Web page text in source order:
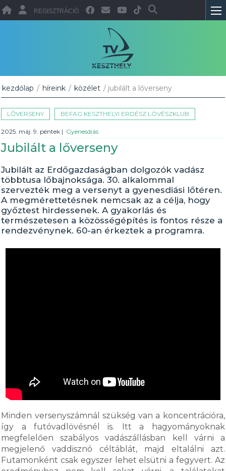
REGISZTRÁCIÓ
kezdőlap / híreink / közélet / jubilált a lőverseny
LŐVERSENY BEFAG KESZTHELYI ERDÉSZ LÖVÉSZKLUB
2025. máj. 9. péntek | Gyenesdiás
Jubilált a lőverseny
Jubilált az Erdőgazdaságban dolgozók vadász
többtusa lőbajnoksága. 30. alkalommal
szervezték meg a versenyt a gyenesdiási lőtéren.
A megmérettetésnek nemcsak az a célja, hogy
győztest hirdessenek. A gyakorlás és
természetesen a közösségépítés is fontos része a
rendezvénynek. 60-an érkeztek a programra.
Minden versenyszámnál szükség van a koncentrációra,
így a futóvadlövésnél is. Itt a hagyományoknak
megfelelően szabályos vadászállásban kell várni a
megjelenő vaddisznó céltáblát, majd eltalálni azt.
Futamonként csak egyszer lehet elsütni a fegyvert. Az